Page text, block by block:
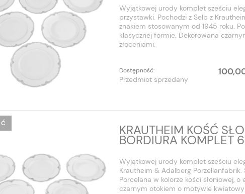
Wyjątkowej urody komplet sześciu
przystawki. Pochodzi z Selb z
znakiem stosowanym od 1945 roku.
klasycznej formie. Dekorowana
złoceniami.
Dostępność:
Przedmiot sprzedany
KRAUTHEIM KOŚĆ
BORDIURA KOMPLET
Wyjątkowej urody komplet sześciu
Krautheim & Adalberg
Porcelana w kolorze kości słoniowej,
czarnym otokiem o motywie